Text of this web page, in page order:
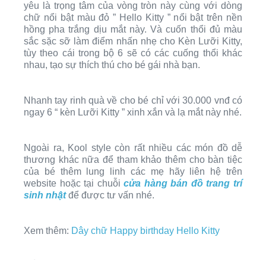
yêu là trọng tâm của vòng tròn này cùng với dòng
chữ nổi bật màu đỏ ” Hello Kitty ” nổi bật trên nền
hồng pha trắng dịu mắt này. Và cuốn thổi đủ màu
sắc sặc sỡ làm điểm nhấn nhẹ cho Kèn Lưỡi Kitty,
tùy theo cái trong bộ 6 sẽ có các cuống thổi khác
nhau, tạo sự thích thú cho bé gái nhà bạn.
Nhanh tay rinh quà về cho bé chỉ với 30.000 vnđ có
ngay 6 “ kèn Lưỡi Kitty ” xinh xắn và lạ mắt này nhé.
Ngoài ra, Kool style còn rất nhiều các món đồ dễ
thương khác nữa để tham khảo thêm cho bàn tiệc
của bé thêm lung linh các mẹ hãy liên hệ trên
website hoặc tại chuỗicửa hàng bán đồ trang trí
sinh nhậtđể được tư vấn nhé.
Xem thêm: Dây chữ Happy birthday Hello Kitty